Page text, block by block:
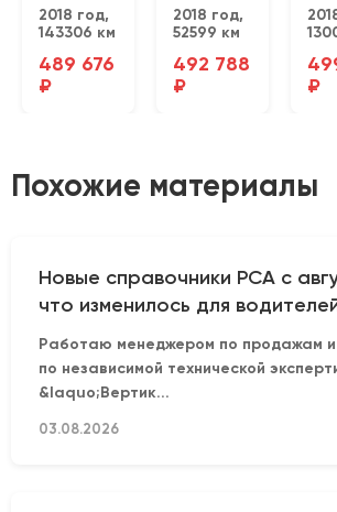
2018 год,
143306 км
489 676
₽
2018 год,
52599 км
492 788
₽
₽
Похожие материалы
Новые справочники РСА с
что изменилось для
Работаю менеджером по продажам и
по независимой технической
&laquo;Вертик...
03.08.2026